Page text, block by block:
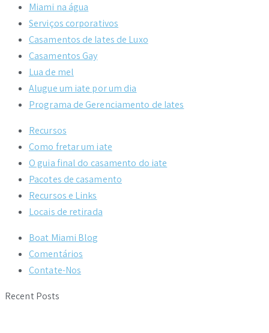
Miami na água
Serviços corporativos
Casamentos de Iates de Luxo
Casamentos Gay
Lua de mel
Alugue um iate por um dia
Programa de Gerenciamento de Iates
Recursos
Como fretar um iate
O guia final do casamento do iate
Pacotes de casamento
Recursos e Links
Locais de retirada
Boat Miami Blog
Comentários
Contate-Nos
Recent Posts